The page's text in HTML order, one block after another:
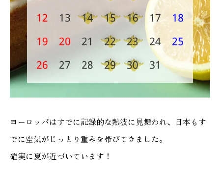
ヨーロッパはすでに記録的な熱波に見舞われ、日本もす
でに空気がじっとり重みを帯びてきました。
確実に夏が近づいています！